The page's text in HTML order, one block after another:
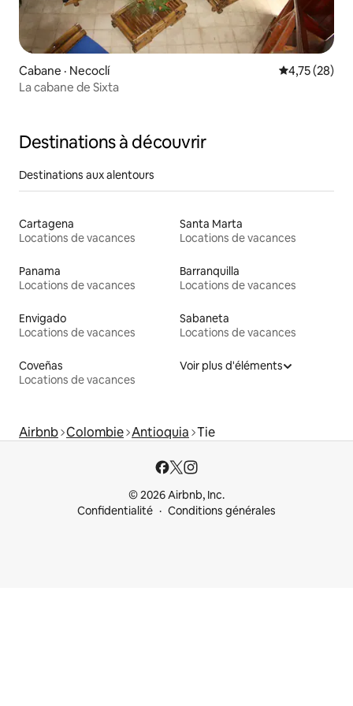
Cabane · Necoclí Note
4,75 (28)
La cabane de Sixta
Destinations à découvrir
Destinations aux alentours
Cartagena
Locations de vacances
Santa Marta
Locations de vacances
Panama
Locations de vacances
Barranquilla
Locations de vacances
Envigado
Locations de vacances
Sabaneta
Locations de vacances
Coveñas
Locations de vacances
Voir plus d'éléments
Airbnb Colombie Antioquia Tie
© 2026 Airbnb, Inc.
Confidentialité
Conditions générales